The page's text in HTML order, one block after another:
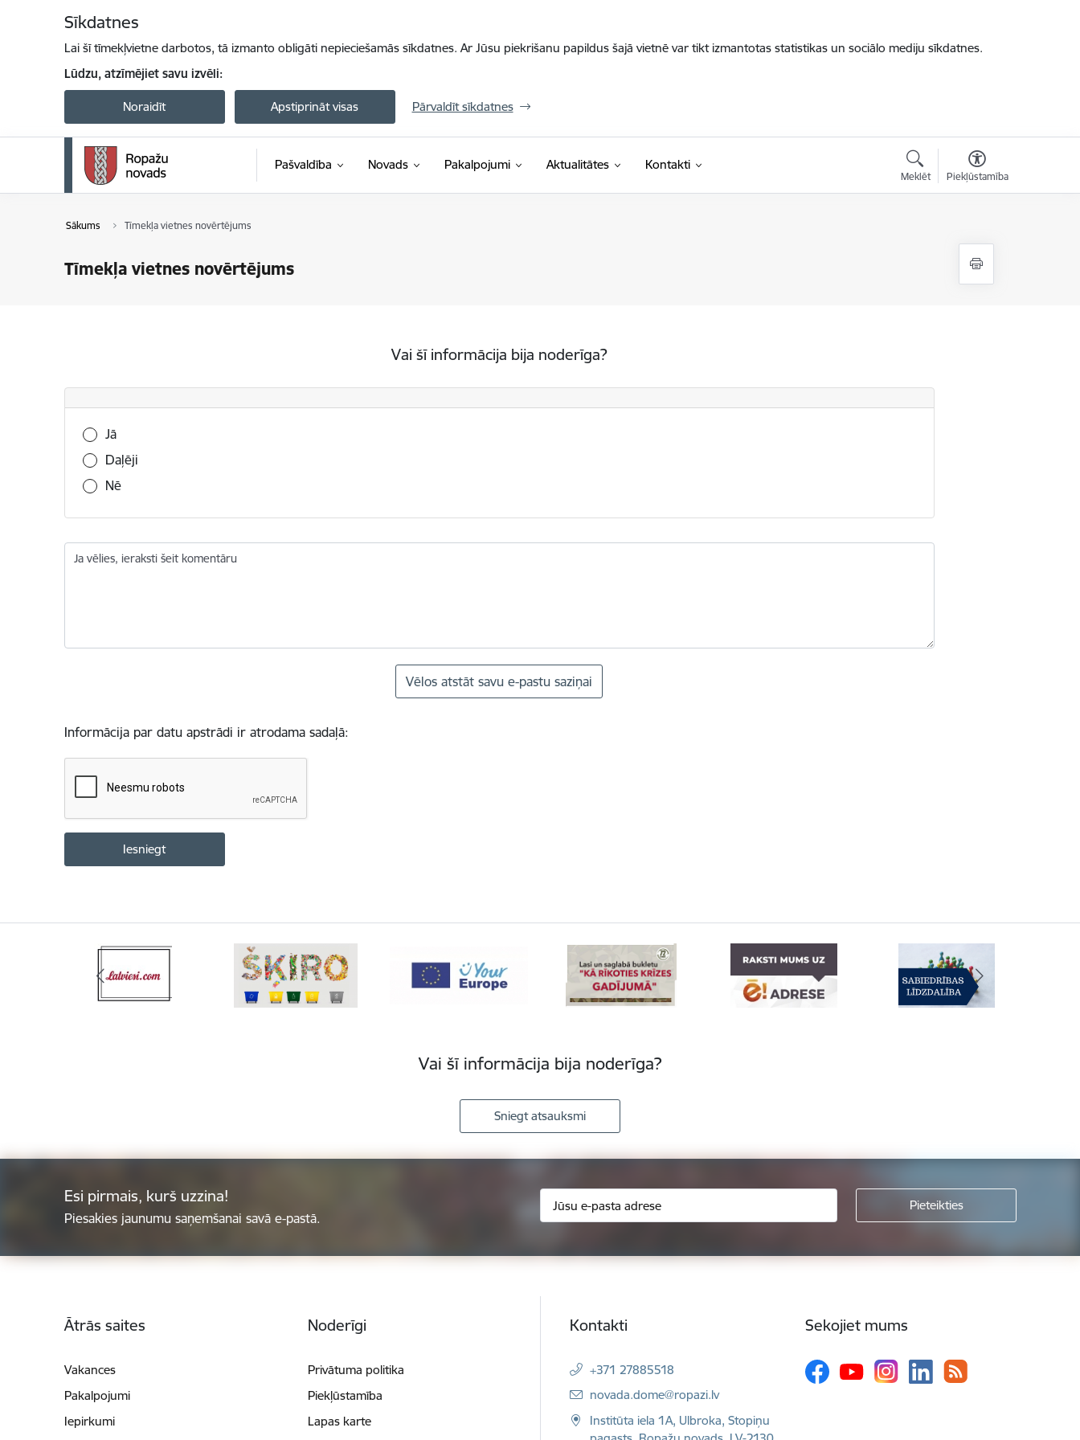
Sīkdatnes
Lai šī tīmekļvietne darbotos, tā izmanto obligāti nepieciešamās sīkdatnes. Ar Jūsu piekrišanu papildus šajā vietnē var tikt izmantotas statistikas un sociālo mediju sīkdatnes.
Lūdzu, atzīmējiet savu izvēli:
Noraidīt Apstiprināt visas Pārvaldīt sīkdatnes
Pašvaldība Novads Pakalpojumi Aktualitātes Kontakti
Meklēt Piekļūstamība
Sākums Tīmekļa vietnes novērtējums
Tīmekļa vietnes novērtējums
Vai šī informācija bija noderīga?
Vai šī informācija bija noderīga?
Jā
Daļēji
Nē
Ja vēlies, ieraksti šeit komentāru
Vēlos atstāt savu e-pastu saziņai
Informācija par datu apstrādi ir atrodama sadaļā:
Vai šī informācija bija noderīga?
Sniegt atsauksmi
Esi pirmais, kurš uzzina!
Piesakies jaunumu saņemšanai savā e-pastā.
Ātrās saites
Vakances
Pakalpojumi
Iepirkumi
Noderīgi
Privātuma politika
Piekļūstamība
Lapas karte
Kontakti
+371 27885518
E-pasts:
novada.dome@ropazi.lv
Institūta iela 1A, Ulbroka, Stopiņu
Sekojiet mums